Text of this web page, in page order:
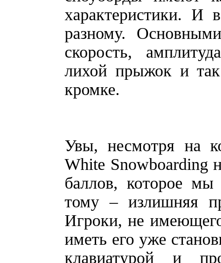
характеристики. И
разному.
скорость,
лихой прыжок и так
кромке.
Увы, несмотря на
White Snowboarding
баллов, которое
тому – излишняя
Игроки, не
иметь его уже
клавиатурой и